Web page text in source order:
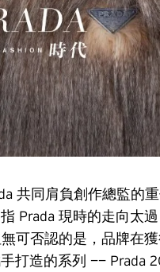
共同肩負創作總監的
Prada 現時的走向太
可否認的是，品牌在
打造的系列 —— Prada